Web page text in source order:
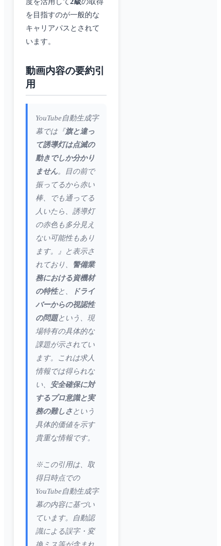
を目指すのが一般的な
キャリアパスとされて
います。
動画内容の要約引
用
YouTube自動生成字
幕では『旗と違っ
て誘導灯は点滅の
動きでしか分かり
ません。目の前で
振ってるから赤い
棒、でも通ってる
人いたら、誘導灯
の赤色も多分見え
ない可能性もあり
ます。』と表示さ
れており、
警備業
務における資機材
の特性と、
ドライ
バーからの視認性
の問題という、現
場特有の具体的な
課題が示されてい
ます。これは求人
情報では得られな
い、
安全確保に対
するプロ意識と実
務の難しさという
具体的価値を示す
貴重な情報です。
※この引用は、取
得日時点での
YouTube自動生成字
幕の内容に基づい
ています。自動認
識による誤字・変